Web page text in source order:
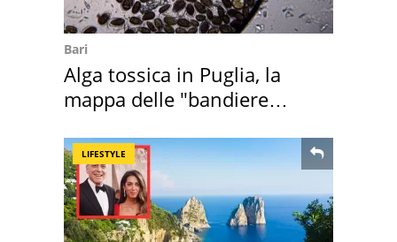
Bari
Alga tossica in Puglia, la
mappa delle "bandiere
LIFESTYLE